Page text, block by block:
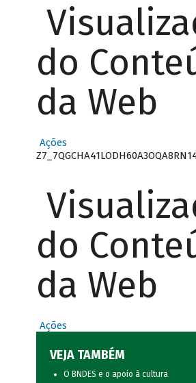
do
da Web
Ações
do
da Web
Ações
VEJA TAMBÉM
O BNDES e o apoio à cultura